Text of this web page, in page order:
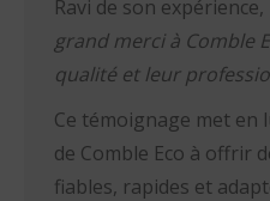
Ravi de son
grand merci à Comble
qualité et leur
Ce témoignage met en
de Comble Eco à offrir
fiables, rapides et